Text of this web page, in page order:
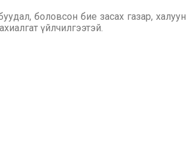
боловсон бие засах газар,
үйлчилгээтэй.